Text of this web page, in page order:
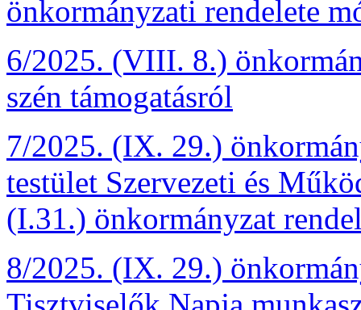
önkormányzati rendelete
6/2025. (VIII. 8.)
szén támogatásról
7/2025. (IX. 29.)
testület Szervezeti és
(I.31.) önkormányzat
8/2025. (IX. 29.)